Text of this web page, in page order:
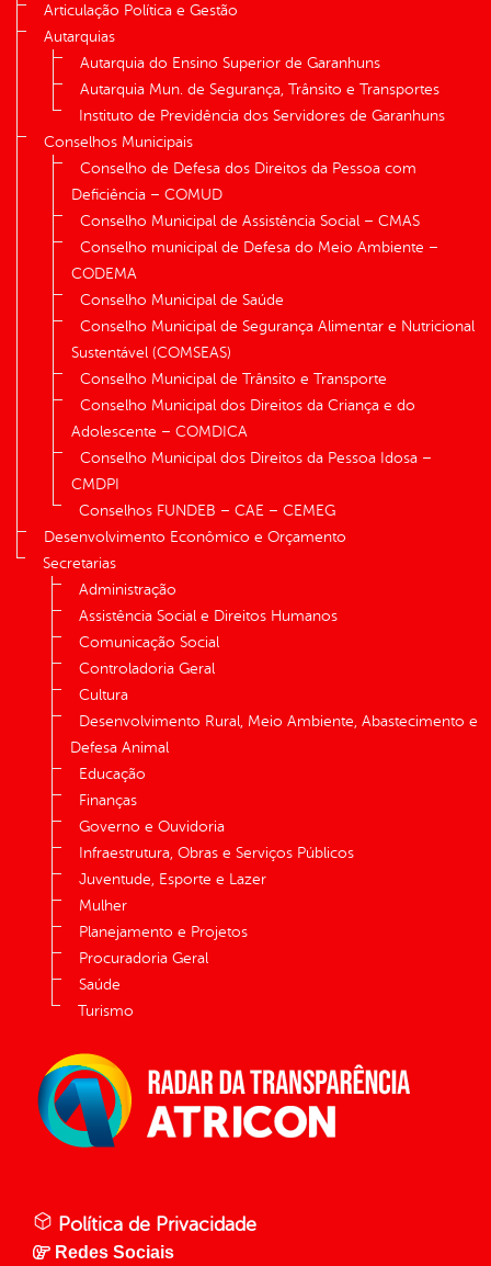
Articulação Política e Gestão
Autarquias
Autarquia do Ensino Superior de Garanhuns
Autarquia Mun. de Segurança, Trânsito e Transportes
Instituto de Previdência dos Servidores de Garanhuns
Conselhos Municipais
Conselho de Defesa dos Direitos da Pessoa com
Deficiência – COMUD
Conselho Municipal de Assistência Social – CMAS
Conselho municipal de Defesa do Meio Ambiente –
CODEMA
Conselho Municipal de Saúde
Conselho Municipal de Segurança Alimentar e Nutricional
Sustentável (COMSEAS)
Conselho Municipal de Trânsito e Transporte
Conselho Municipal dos Direitos da Criança e do
Adolescente – COMDICA
Conselho Municipal dos Direitos da Pessoa Idosa –
CMDPI
Conselhos FUNDEB – CAE – CEMEG
Desenvolvimento Econômico e Orçamento
Secretarias
Administração
Assistência Social e Direitos Humanos
Comunicação Social
Controladoria Geral
Cultura
Desenvolvimento Rural, Meio Ambiente, Abastecimento e
Defesa Animal
Educação
Finanças
Governo e Ouvidoria
Infraestrutura, Obras e Serviços Públicos
Juventude, Esporte e Lazer
Mulher
Planejamento e Projetos
Procuradoria Geral
Saúde
Turismo
Política de Privacidade
Redes Sociais